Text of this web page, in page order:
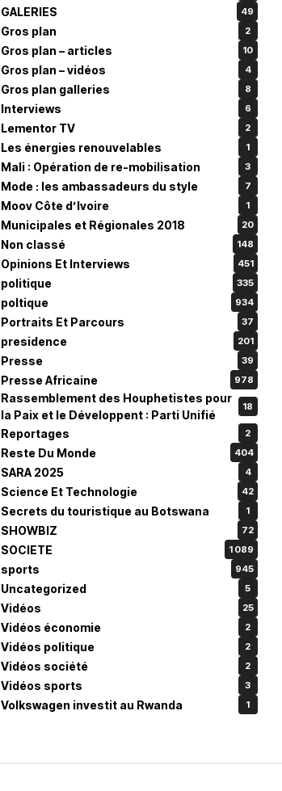
GALERIES 49
Gros plan 2
Gros plan – articles 10
Gros plan – vidéos 4
Gros plan galleries 8
Interviews 6
Lementor TV 2
Les énergies renouvelables 1
Mali : Opération de re-mobilisation 3
Mode : les ambassadeurs du style 7
Moov Côte d’Ivoire 1
Municipales et Régionales 2018 20
Non classé 148
Opinions Et Interviews 451
politique 335
poltique 934
Portraits Et Parcours 37
presidence 201
Presse 39
Presse Africaine 978
Rassemblement des Houphetistes pour
la Paix et le Développent : Parti Unifié
18
Reportages 2
Reste Du Monde 404
SARA 2025 4
Science Et Technologie 42
Secrets du touristique au Botswana 1
SHOWBIZ 72
SOCIETE 1 089
sports 945
Uncategorized 5
Vidéos 25
Vidéos économie 2
Vidéos politique 2
Vidéos société 2
Vidéos sports 3
Volkswagen investit au Rwanda 1